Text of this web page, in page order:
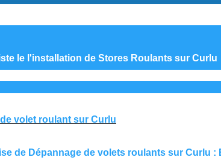
le l'installation de Stores Roulants sur Curlu
volet roulant sur Curlu
de Dépannage de volets roulants sur Curlu :